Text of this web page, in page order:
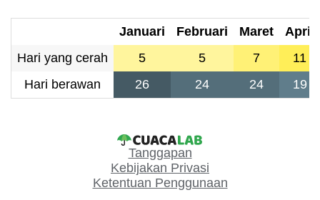
Januari Februari Maret
April
Hari yang cerah
5 5 7
11
Hari berawan
26 24 24 19
Tanggapan
Kebijakan Privasi
Ketentuan Penggunaan